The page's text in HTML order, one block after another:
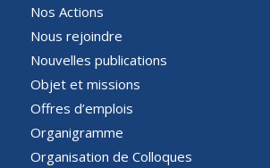
Nos Actions
Nous rejoindre
Nouvelles publications
Objet et missions
Offres d’emplois
Organigramme
Organisation de Colloques